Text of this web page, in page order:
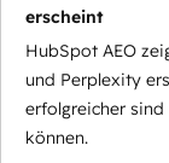
erscheint
HubSpot AEO
und Perplexity
erfolgreicher sind
können.